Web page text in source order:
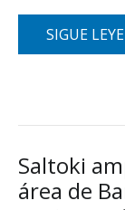
SIGUE
Saltoki
área de